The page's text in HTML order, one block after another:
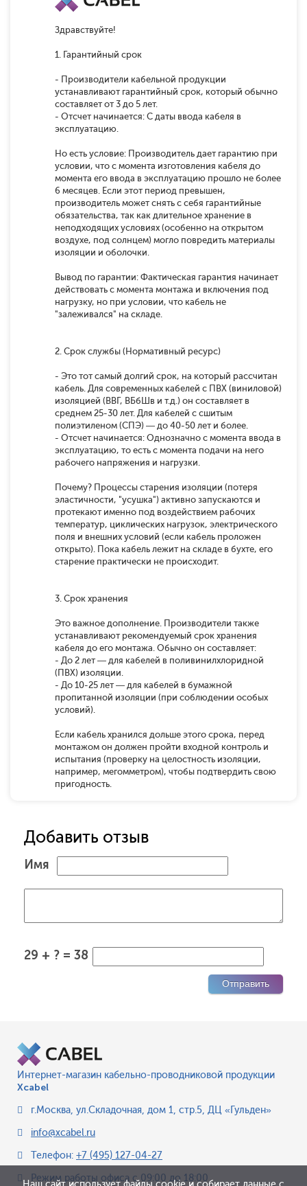
Здравствуйте!
1. Гарантийный срок
- Производители кабельной продукции
устанавливают гарантийный срок, который обычно
составляет от 3 до 5 лет.
- Отсчет начинается: С даты ввода кабеля в
эксплуатацию.
Но есть условие: Производитель дает гарантию при
условии, что с момента изготовления кабеля до
момента его ввода в эксплуатацию прошло не более
6 месяцев. Если этот период превышен,
производитель может снять с себя гарантийные
обязательства, так как длительное хранение в
неподходящих условиях (особенно на открытом
воздухе, под солнцем) могло повредить материалы
изоляции и оболочки.
Вывод по гарантии: Фактическая гарантия начинает
действовать с момента монтажа и включения под
нагрузку, но при условии, что кабель не
"залеживался" на складе.
2. Срок службы (Нормативный ресурс)
- Это тот самый долгий срок, на который рассчитан
кабель. Для современных кабелей с ПВХ (виниловой)
изоляцией (ВВГ, ВБбШв и т.д.) он составляет в
среднем 25-30 лет. Для кабелей с сшитым
полиэтиленом (СПЭ) — до 40-50 лет и более.
- Отсчет начинается: Однозначно с момента ввода в
эксплуатацию, то есть с момента подачи на него
рабочего напряжения и нагрузки.
Почему? Процессы старения изоляции (потеря
эластичности, "усушка") активно запускаются и
протекают именно под воздействием рабочих
температур, циклических нагрузок, электрического
поля и внешних условий (если кабель проложен
открыто). Пока кабель лежит на складе в бухте, его
старение практически не происходит.
3. Срок хранения
Это важное дополнение. Производители также
устанавливают рекомендуемый срок хранения
кабеля до его монтажа. Обычно он составляет:
- До 2 лет — для кабелей в поливинилхлоридной
(ПВХ) изоляции.
- До 10-25 лет — для кабелей в бумажной
пропитанной изоляции (при соблюдении особых
условий).
Если кабель хранился дольше этого срока, перед
монтажом он должен пройти входной контроль и
испытания (проверку на целостность изоляции,
например, мегомметром), чтобы подтвердить свою
пригодность.
Добавить отзыв
Имя
29 + ? = 38
Интернет-магазин кабельно-проводниковой продукции
Xcabel
г.Москва, ул.Складочная, дом 1, стр.5, ДЦ «Гульден»
info@xcabel.ru
Телефон: +7 (495) 127-04-27
Режим работы офиса с 09:00 до 18:00